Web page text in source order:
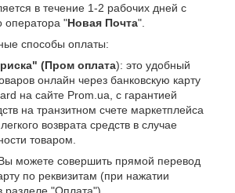
в течение 1-2 рабочих дней с
оператора "Новая Почта".
способы оплаты:
(Пром оплата): это удобный
онлайн через банковскую карту
на сайте Prom.ua, с гарантией
на транзитном счете маркетплейса
возврата средств в случае
товаром.
можете совершить прямой перевод
по реквизитам (при нажатии
разделе "Оплата").